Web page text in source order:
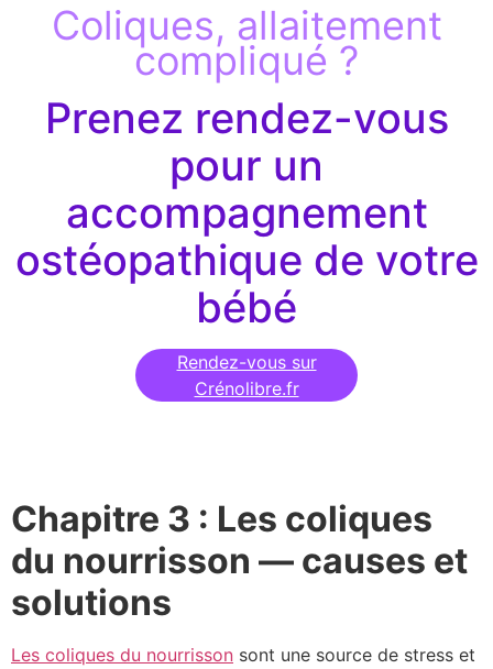
Coliques, allaitement
compliqué ?
Prenez rendez-vous
pour un
accompagnement
ostéopathique de votre
bébé
Rendez-vous sur
Crénolibre.fr
Chapitre 3 : Les coliques
du nourrisson — causes et
solutions
Les coliques du nourrisson sont une source de stress et